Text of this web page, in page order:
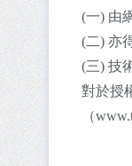
(一) 由
(二) 亦
(三) 技
對於授
（